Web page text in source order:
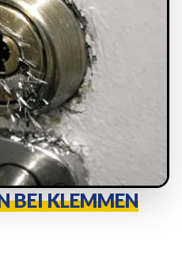
BEI KLEMMEN